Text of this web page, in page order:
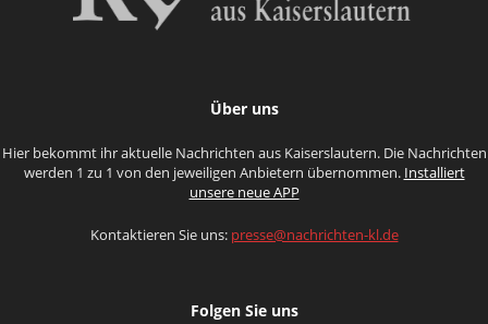
Über uns
Hier bekommt ihr aktuelle Nachrichten aus Kaiserslautern. Die Nachrichten
werden 1 zu 1 von den jeweiligen Anbietern übernommen. Installiert
unsere neue APP
Kontaktieren Sie uns: presse@nachrichten-kl.de
Folgen Sie uns